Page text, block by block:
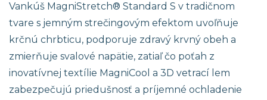
Vankúš MagniStretch® Standard S v tradičnom
tvare s jemným strečingovým efektom uvoľňuje
krčnú chrbticu, podporuje zdravý krvný obeh a
zmierňuje svalové napätie, zatiaľ čo poťah z
inovatívnej textílie MagniCool a 3D vetrací lem
zabezpečujú priedušnosť a príjemné ochladenie